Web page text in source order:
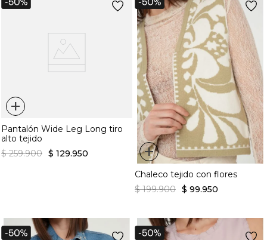
+
Pantalón Wide Leg Long tiro
alto tejido
$ 259.900 $ 129.950 +
Chaleco tejido con flores
$ 199.900 $ 99.950